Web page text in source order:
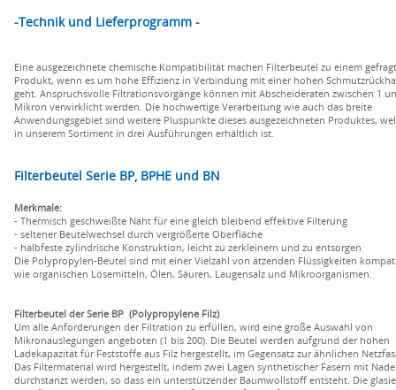
-Technik und Lieferprogramm -
Eine ausgezeichnete chemische Kompatibilität machen Filterbeutel zu einem
Produkt, wenn es um hohe Effizienz in Verbindung mit einer hohen
geht. Anspruchsvolle Filtrationsvorgänge können mit Abscheideraten zwischen 1
Mikron verwirklicht werden. Die hochwertige Verarbeitung wie auch das breite
Anwendungsgebiet sind weitere Pluspunkte dieses ausgezeichneten Produktes,
in unserem Sortiment in drei Ausführungen erhältlich ist.
Filterbeutel Serie BP, BPHE und BN
Merkmale:
- Thermisch geschweißte Naht für eine gleich bleibend effektive Filterung
- seltener Beutelwechsel durch vergrößerte Oberfläche
- halbfeste zylindrische Konstruktion, leicht zu zerkleinern und zu entsorgen
Die Polypropylen-Beutel sind mit einer Vielzahl von ätzenden Flüssigkeiten
wie organischen Lösemitteln, Ölen, Säuren, Laugensalz und Mikroorganismen.
Filterbeutel der Serie BP (Polypropylene Filz)
Um alle Anforderungen der Filtration zu erfüllen, wird eine große Auswahl von
Mikronauslegungen angeboten (1 bis 200). Die Beutel werden aufgrund der hohen
Ladekapazität für Feststoffe aus Filz hergestellt, im Gegensatz zur ähnlichen
Das Filtermaterial wird hergestellt, indem zwei Lagen synthetischer Fasern mit
durchstanzt werden, so dass ein unterstützender Baumwollstoff entsteht. Die